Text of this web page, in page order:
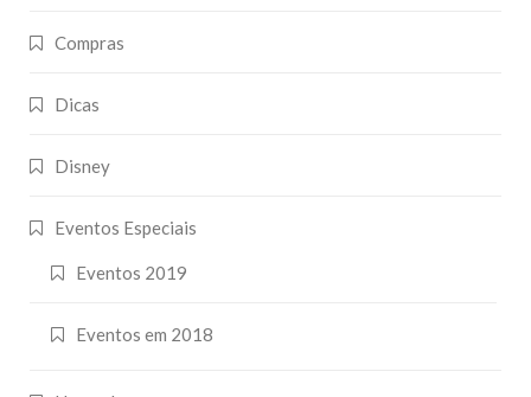
Compras
Dicas
Disney
Eventos Especiais
Eventos 2019
Eventos em 2018